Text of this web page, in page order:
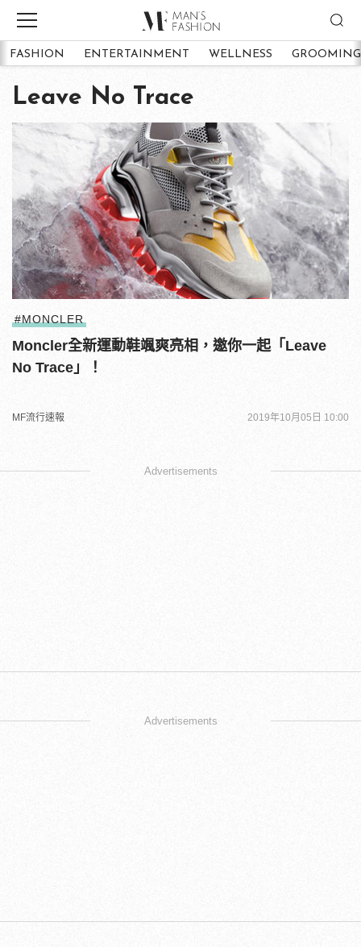
FASHION ENTERTAINMENT WELLNESS GROOMING
Leave No Trace
#MONCLER
Moncler全新運動鞋颯爽亮相，邀你一起「Leave
No Trace」！
MF流行速報 2019年10月05日 10:00
Advertisements
Advertisements